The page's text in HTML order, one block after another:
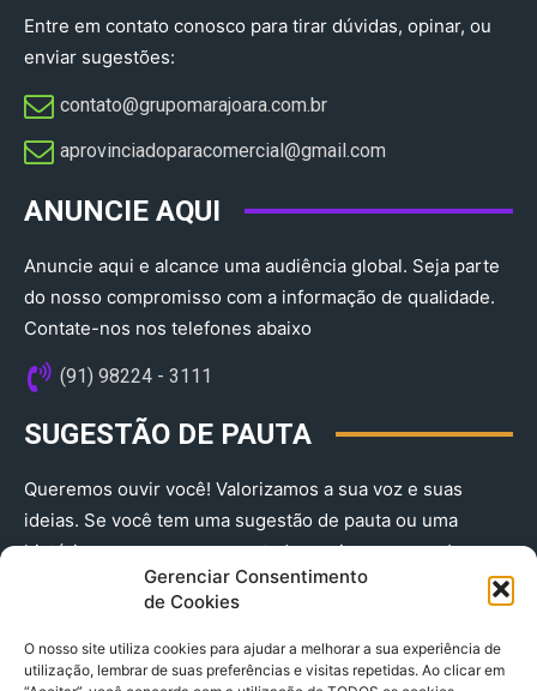
Gerenciar Consentimento
de Cookies
O nosso site utiliza cookies para ajudar a melhorar a sua experiência de
utilização, lembrar de suas preferências e visitas repetidas. Ao clicar em
Entre em contato conosco para tirar dúvidas, opinar, ou
enviar sugestões:
contato@grupomarajoara.com.br
aprovinciadoparacomercial@gmail.com​
ANUNCIE AQUI
Anuncie aqui e alcance uma audiência global. Seja parte
do nosso compromisso com a informação de qualidade.
Contate-nos nos telefones abaixo
(91) 98224 - 3111
SUGESTÃO DE PAUTA
Queremos ouvir você! Valorizamos a sua voz e suas
ideias. Se você tem uma sugestão de pauta ou uma
história que merece ser contada, envie-nos agora!
(91) 98224 - 3111